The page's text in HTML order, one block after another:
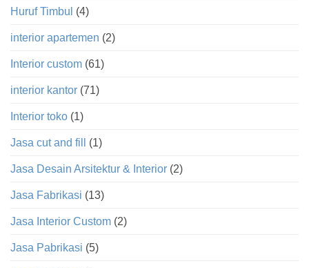
Huruf Timbul (4)
interior apartemen (2)
Interior custom (61)
interior kantor (71)
Interior toko (1)
Jasa cut and fill (1)
Jasa Desain Arsitektur & Interior (2)
Jasa Fabrikasi (13)
Jasa Interior Custom (2)
Jasa Pabrikasi (5)